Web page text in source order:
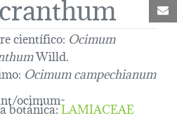
científico: Ocimum
Willd.
Ocimum campechianum
botánica:LAMIACEAE